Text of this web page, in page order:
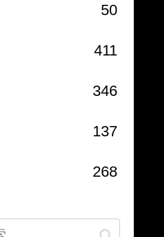
50
411
346
137
268